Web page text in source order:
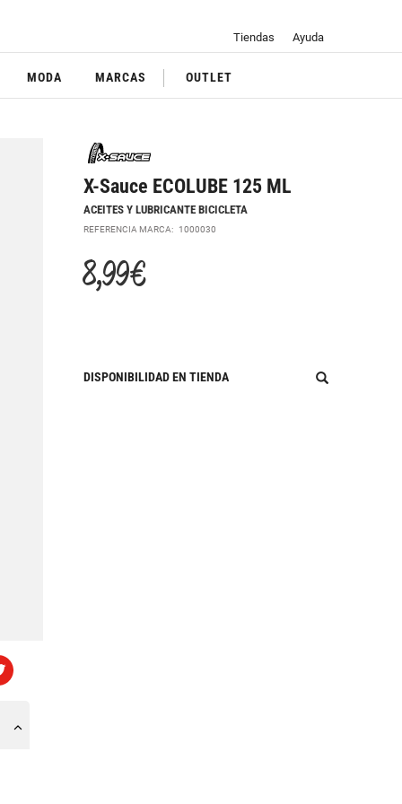
Tiendas Ayuda
MODA MARCAS OUTLET
X-Sauce ECOLUBE 125 ML
ACEITES Y LUBRICANTE BICICLETA
REFERENCIA MARCA: 1000030
8,99 €
DISPONIBILIDAD EN TIENDA